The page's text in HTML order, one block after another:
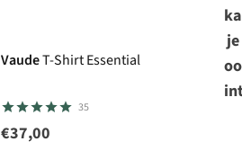
VaudeT-Shirt Essential
35
€37,00
je